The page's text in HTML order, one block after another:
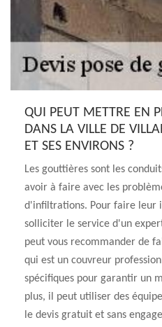
QUI PEUT METTRE EN
DANS LA VILLE DE
ET SES ENVIRONS ?
Les gouttières sont les
avoir à faire avec les
d'infiltrations. Pour faire leur
solliciter le service d'un
peut vous recommander de
qui est un couvreur
spécifiques pour garantir un
plus, il peut utiliser des
le devis gratuit et sans